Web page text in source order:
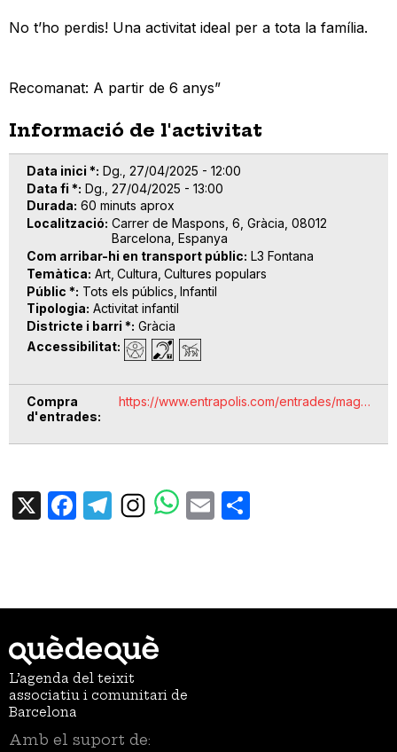
No t’ho perdis! Una activitat ideal per a tota la família.
Recomanat: A partir de 6 anys”
Informació de l'activitat
Data inici * Dg., 27/04/2025 - 12:00
Data fi * Dg., 27/04/2025 - 13:00
Durada 60 minuts aprox
Localització Carrer de Maspons, 6, Gràcia, 08012
Barcelona, Espanya
Com arribar-hi en transport públic L3 Fontana
Temàtica Art Cultura Cultures populars
Públic * Tots els públics Infantil
Tipologia Activitat infantil
Districte i barri * Gràcia
Accessibilitat
Compra
d'entrades
https://www.entrapolis.com/entrades/mag…
X Facebook
TelegramEmail
L’agenda del teixit
associatiu i comunitari de
Barcelona
Amb el suport de: